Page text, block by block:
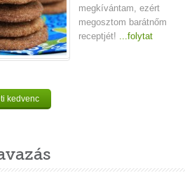
megkívántam, ezért
megosztom barátnőm
receptjét! ...folytat
kedvenc